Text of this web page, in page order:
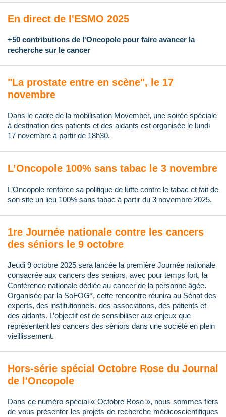
En direct de l'ESMO 2025
+50 contributions de l'Oncopole pour faire avancer la
recherche sur le cancer
"La prostate entre en scène", le 17
novembre
Dans le cadre de la mobilisation Movember, une soirée spéciale
à destination des patients et des aidants est organisée le lundi
17 novembre à partir de 18h30.
L’Oncopole 100% sans tabac le 3 novembre
L’Oncopole renforce sa politique de lutte contre le tabac et fait de
son site un lieu 100% sans tabac à partir du 3 novembre 2025.
1re Journée nationale contre les cancers
des séniors le 9 octobre
Jeudi 9 octobre 2025 sera lancée la première Journée nationale
consacrée aux cancers des seniors, avec pour temps fort, la
Conférence nationale dédiée au cancer de la personne âgée.
Organisée par la SoFOG*, cette rencontre réunira au Sénat des
experts, des institutionnels, des associations, des patients et
des aidants. L’objectif est de sensibiliser aux enjeux que
représentent les cancers des séniors dans une société en plein
vieillissement.
Hors-série spécial Octobre Rose du Journal
de l'Oncopole
Dans ce numéro spécial « Octobre Rose », nous sommes fiers
de vous présenter les projets de recherche médicoscientifiques